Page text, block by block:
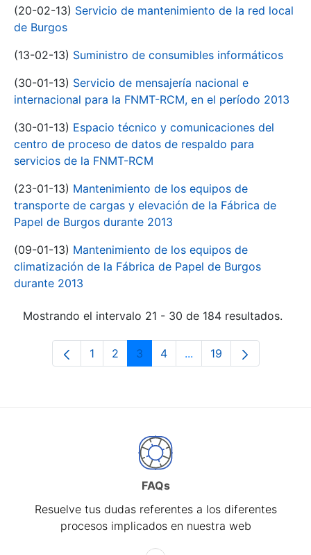
(20-02-13) Servicio de mantenimiento de la red local
de Burgos
(13-02-13) Suministro de consumibles informáticos
(30-01-13) Servicio de mensajería nacional e
internacional para la FNMT-RCM, en el período 2013
(30-01-13) Espacio técnico y comunicaciones del
centro de proceso de datos de respaldo para
servicios de la FNMT-RCM
(23-01-13) Mantenimiento de los equipos de
transporte de cargas y elevación de la Fábrica de
Papel de Burgos durante 2013
(09-01-13) Mantenimiento de los equipos de
climatización de la Fábrica de Papel de Burgos
durante 2013
Mostrando el intervalo 21 - 30 de 184 resultados.
Página
1 Página
2 Página
3 Página
4 ...Páginas intermedias
Página
19
FAQs
Resuelve tus dudas referentes a los diferentes
procesos implicados en nuestra web